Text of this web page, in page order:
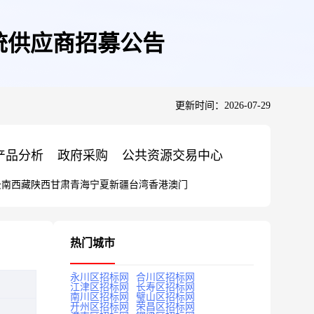
应商招募公告
更新时间：2026-07-29
品分析 政府采购 公共资源交易中心
西藏陕西甘肃青海宁夏新疆台湾香港澳门
热门城市
永川区招标网
合川区招标网
江津区招标网
长寿区招标网
南川区招标网
璧山区招标网
开州区招标网
荣昌区招标网